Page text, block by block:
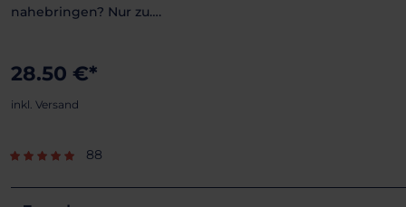
nahebringen? Nur zu….
28.50 €*
inkl. Versand
88